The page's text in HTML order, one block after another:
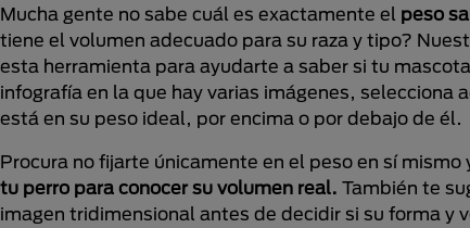
Mucha gente no sabe cuál es exactamente el peso
tiene el volumen adecuado para su raza y tipo?
esta herramienta para ayudarte a saber si tu
infografía en la que hay varias imágenes, selecciona
está en su peso ideal, por encima o por debajo de él.
Procura no fijarte únicamente en el peso en sí
tu perro para conocer su volumen real. También te
imagen tridimensional antes de decidir si su forma y